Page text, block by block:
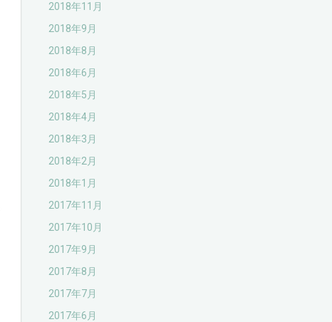
2018年11月
2018年9月
2018年8月
2018年6月
2018年5月
2018年4月
2018年3月
2018年2月
2018年1月
2017年11月
2017年10月
2017年9月
2017年8月
2017年7月
2017年6月